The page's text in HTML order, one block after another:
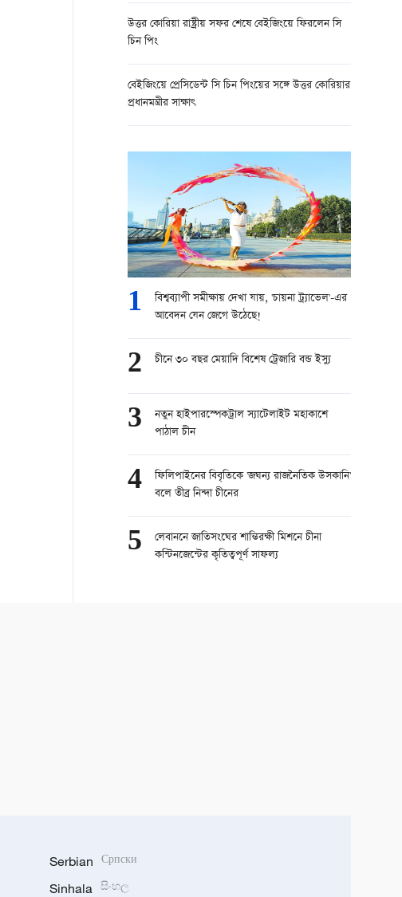
উত্তর কোরিয়া রাষ্ট্রীয় সফর শেষে বেইজিংয়ে ফিরলেন সি
চিন পিং
বেইজিংয়ে প্রেসিডেন্ট সি চিন পিংয়ের সঙ্গে উত্তর কোরিয়ার
প্রধানমন্ত্রীর সাক্ষাৎ
1
বিশ্বব্যাপী সমীক্ষায় দেখা যায়, 'চায়না ট্র্যাভেল'-এর
আবেদন যেন জেগে উঠেছে!
2 চীনে ৩০ বছর মেয়াদি বিশেষ ট্রেজারি বন্ড ইস্যু
3
নতুন হাইপারস্পেকট্রাল স্যাটেলাইট মহাকাশে
পাঠাল চীন
4
ফিলিপাইনের বিবৃতিকে 'জঘন্য রাজনৈতিক উসকানি'
বলে তীব্র নিন্দা চীনের
5
লেবাননে জাতিসংঘের শান্তিরক্ষী মিশনে চীনা
কন্টিনজেন্টের কৃতিত্বপূর্ণ সাফল্য
Serbian Српски
Sinhala සිංහල